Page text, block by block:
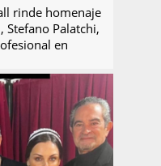
rinde homenaje
Stefano Palatchi,
en